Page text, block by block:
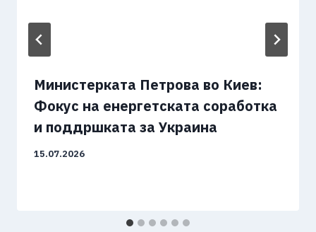
Министерката Петрова во Киев:
Фокус на енергетската соработка
и поддршката за Украина
15.07.2026